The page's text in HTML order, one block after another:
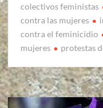
colectivos feministas
contra las mujeres
contra el feminicidio
mujeres
protestas